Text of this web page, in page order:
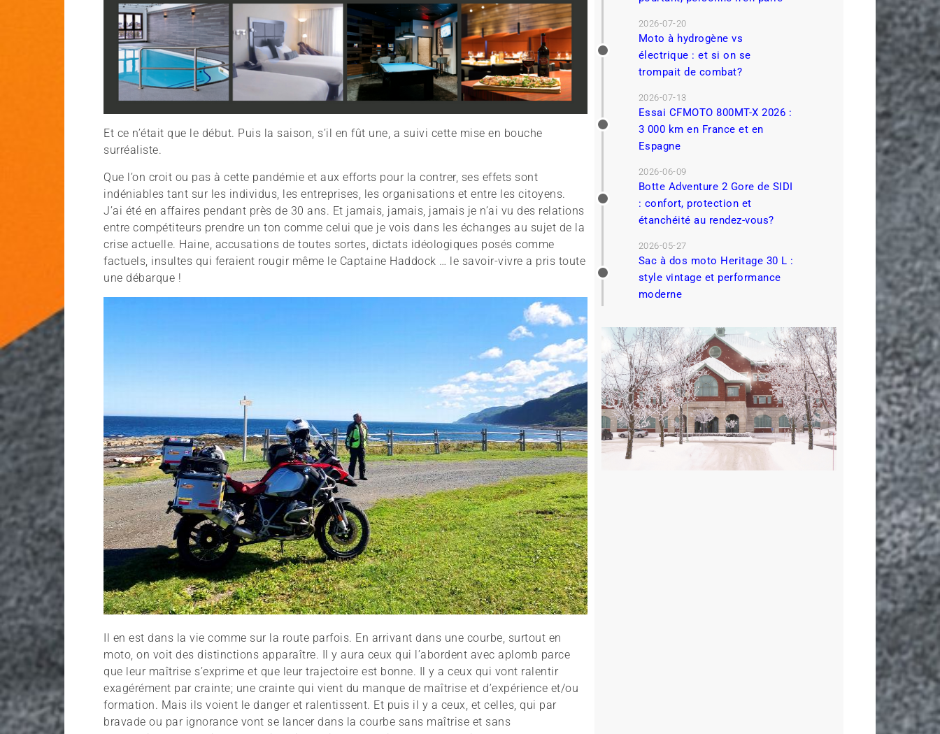
Et ce n’était que le début. Puis la saison, s’il en fût une, a suivi cette mise en bouche
surréaliste.
Que l’on croit ou pas à cette pandémie et aux efforts pour la contrer, ses effets sont
indéniables tant sur les individus, les entreprises, les organisations et entre les citoyens.
J’ai été en affaires pendant près de 30 ans. Et jamais, jamais, jamais je n’ai vu des relations
entre compétiteurs prendre un ton comme celui que je vois dans les échanges au sujet de la
crise actuelle. Haine, accusations de toutes sortes, dictats idéologiques posés comme
factuels, insultes qui feraient rougir même le Captaine Haddock … le savoir-vivre a pris toute
une débarque !
Il en est dans la vie comme sur la route parfois. En arrivant dans une courbe, surtout en
moto, on voit des distinctions apparaître. Il y aura ceux qui l’abordent avec aplomb parce
que leur maîtrise s’exprime et que leur trajectoire est bonne. Il y a ceux qui vont ralentir
exagérément par crainte; une crainte qui vient du manque de maîtrise et d’expérience et/ou
formation. Mais ils voient le danger et ralentissent. Et puis il y a ceux, et celles, qui par
bravade ou par ignorance vont se lancer dans la courbe sans maîtrise et sans
2026-07-20
Moto à hydrogène vs
électrique : et si on se
trompait de combat?
2026-07-13
Essai CFMOTO 800MT-X 2026 :
3 000 km en France et en
Espagne
2026-06-09
Botte Adventure 2 Gore de SIDI
: confort, protection et
étanchéité au rendez-vous?
2026-05-27
Sac à dos moto Heritage 30 L :
style vintage et performance
moderne